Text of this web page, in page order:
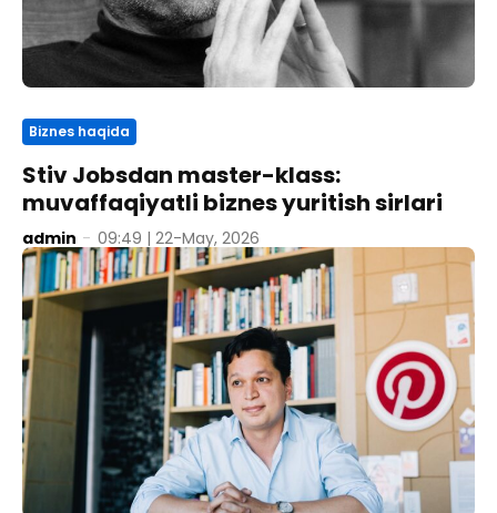
Biznes haqida
Stiv Jobsdan master-klass:
muvaffaqiyatli biznes yuritish sirlari
admin - 09:49 | 22-May, 2026